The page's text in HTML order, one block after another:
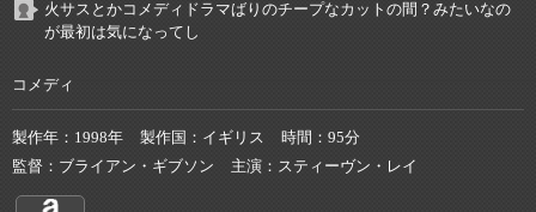
火サスとかコメディドラマばりのチープなカットの間？みたいなの
が最初は気になってし
コメディ
製作年 1998年 製作国 イギリス 時間
95分
監督
ブライアン・ギブソン 主演 スティーヴン・レイ